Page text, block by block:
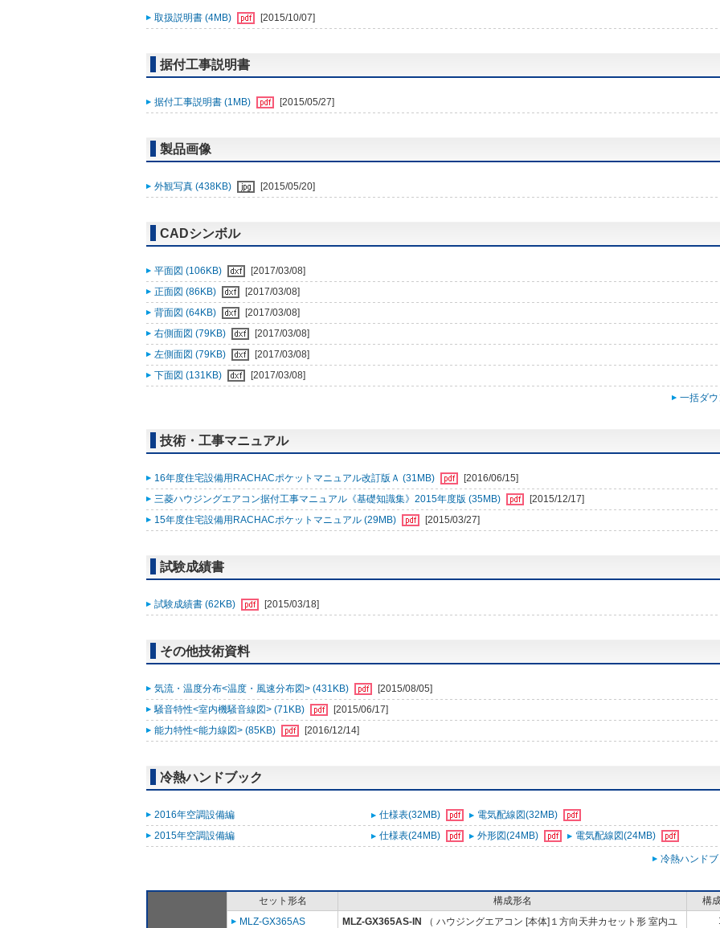
取扱説明書 (4MB) [2015/10/07]
据付工事説明書
据付工事説明書 (1MB) [2015/05/27]
製品画像
外観写真 (438KB) [2015/05/20]
CADシンボル
平面図 (106KB)
[2017/03/08]
正面図 (86KB)
[2017/03/08]
背面図 (64KB)
[2017/03/08]
右側面図 (79KB)
[2017/03/08]
左側面図 (79KB)
[2017/03/08]
下面図 (131KB)
[2017/03/08]
一括ダ
技術・工事マニュアル
16年度住宅設備用RACHACポケットマニュアル改訂版Ａ (31MB)
[2016/06/15]
三菱ハウジングエアコン据付工事マニュアル《基礎知識集》2015年度版 (35MB)
[2015/12/17]
15年度住宅設備用RACHACポケットマニュアル (29MB)
[2015/03/27]
試験成績書
試験成績書 (62KB) [2015/03/18]
その他技術資料
気流・温度分布<温度・風速分布図> (431KB)
[2015/08/05]
騒音特性<室内機騒音線図> (71KB)
[2015/06/17]
能力特性<能力線図> (85KB)
[2016/12/14]
冷熱ハンドブック
2016年空調設備編 仕様表(32MB)
電気配線図(32MB)
2015年空調設備編
仕様表(24MB) 外形図(24MB) 電気配線図(24MB)
冷熱ハンド
セット形名 構成形名
構
MLZ-GX365AS
MLZ-GX365AS-IN （ ハウジングエアコン [本体]１方向天井カセット形 室内ユ